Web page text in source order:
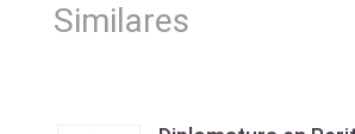
Similares